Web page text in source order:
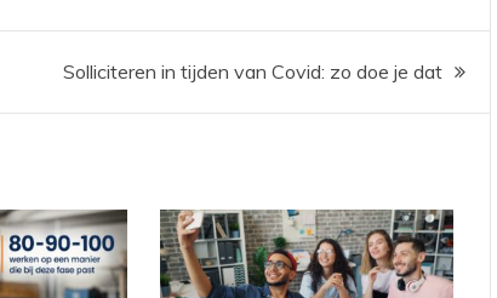
Solliciteren in tijden van Covid: zo doe je dat